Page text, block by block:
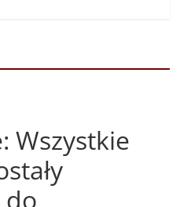
Wszystkie
do